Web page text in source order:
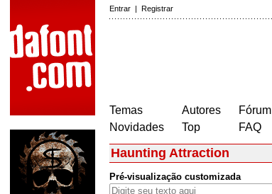
Entrar | Registrar
Temas
Novidades
Autores
Top
Fórum
FAQ
Haunting Attraction
Pré-visualização customizada